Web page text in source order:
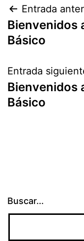
de
Entrada
Bienvenidos
Básico
Entrada
Bienvenidos
Básico
Buscar...